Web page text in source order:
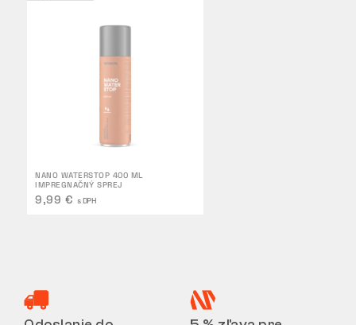
NANO WATERSTOP 400 ML
IMPREGNAČNÝ SPREJ
9,99 € s DPH